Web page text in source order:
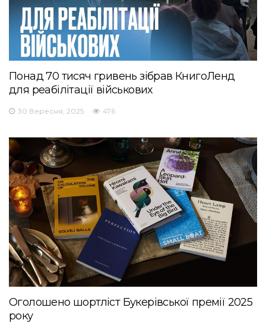
Понад 70 тисяч гривень зібрав КнигоЛенд
для реабілітації військових
30 Вересня, 2025 476
Оголошено шортліст Букерівської премії 2025
року